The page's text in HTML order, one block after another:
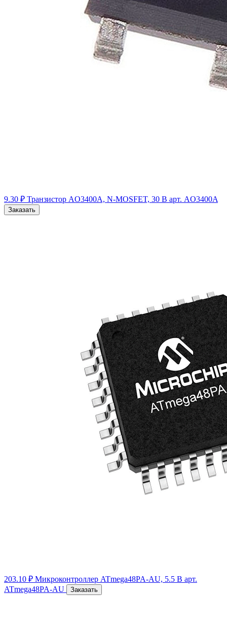
9.30 ₽ Транзистор AO3400A, N-MOSFET, 30 B арт. AO3400A
Заказать
203.10 ₽ Микроконтроллер ATmega48PA-AU, 5.5 В арт.
ATmega48PA-AU
Заказать